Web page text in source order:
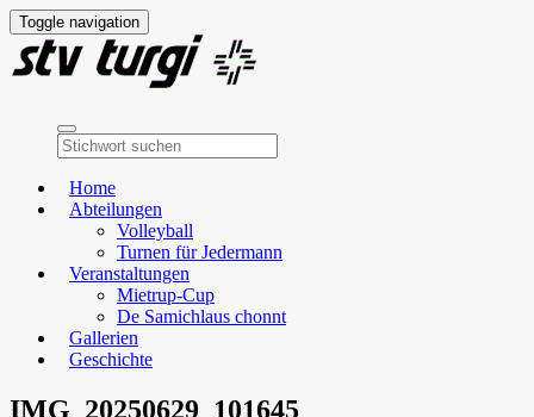
Toggle navigation
Home
Abteilungen
Volleyball
Turnen für Jedermann
Veranstaltungen
Mietrup-Cup
De Samichlaus chonnt
Gallerien
Geschichte
IMG_20250629_101645